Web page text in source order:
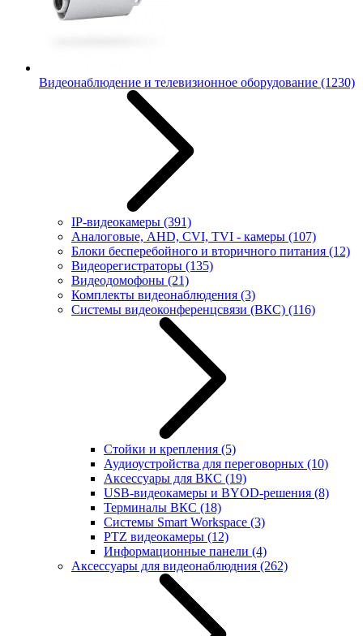
Видеонаблюдение и телевизионное оборудование (1230)
IP-видеокамеры (391)
Аналоговые, AHD, CVI, TVI - камеры (107)
Блоки бесперебойного и вторичного питания (12)
Видеорегистраторы (135)
Видеодомофоны (21)
Комплекты видеонаблюдения (3)
Системы видеоконференцсвязи (ВКС) (116)
Стойки и крепления (5)
Аудиоустройства для переговорных (10)
Аксессуары для ВКС (19)
USB-видеокамеры и BYOD-решения (8)
Терминалы ВКС (18)
Системы Smart Workspace (3)
PTZ видеокамеры (12)
Информационные панели (4)
Аксессуары для видеонаблюдния (262)